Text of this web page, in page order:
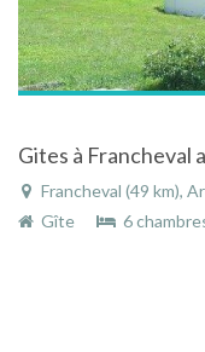
Francheval (49 km),
Gîte
6